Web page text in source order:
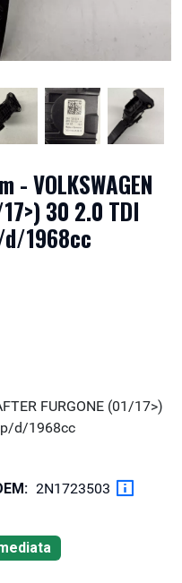
VOLKSWAGEN
17>) 30 2.0 TDI
d/1968cc
FURGONE (01/17>)
d/1968cc
2N1723503